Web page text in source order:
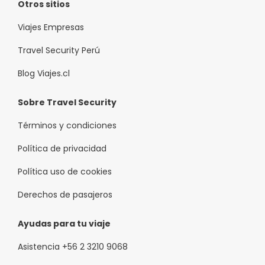
Otros sitios
Viajes Empresas
Travel Security Perú
Blog Viajes.cl
Sobre Travel Security
Términos y condiciones
Política de privacidad
Política uso de cookies
Derechos de pasajeros
Ayudas para tu viaje
Asistencia +56 2 3210 9068